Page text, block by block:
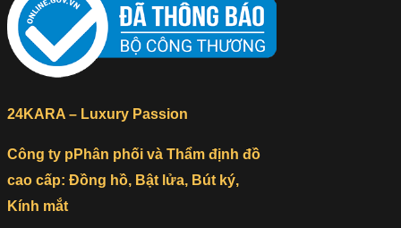
24KARA – Luxury Passion
Công ty pPhân phối và Thẩm định đồ
cao cấp: Đồng hồ, Bật lửa, Bút ký,
Kính mắt